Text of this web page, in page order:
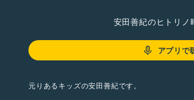
安田善紀のヒトリノ
アプリで
元りあるキッズの安田善紀です。